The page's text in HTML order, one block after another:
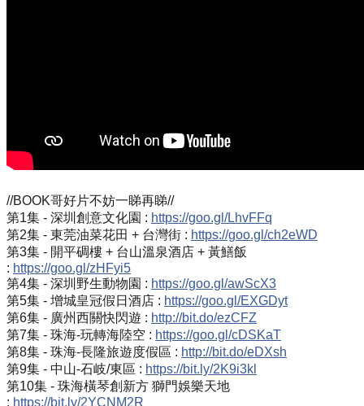
//BOOK哥好片不妨一睇再睇//
第1集 - 深圳創意文化園 : https://goo.gl/LhvFFq
第2集 - 東莞油菜花田 + 台灣街 : https://goo.gl/ch2eWD
第3集 - 開平碉樓 + 台山溫泉酒店 + 黃鱔飯
: https://goo.gl/zHFyi5
第4集 - 深圳野生動物園 : https://goo.gl/awScX3
第5集 - 增城皇冠假日酒店 : https://goo.gl/EXGDyt
第6集 - 廣州西關快閃遊 : http://bit.do/ezCFZ
第7集 - 珠海-玩轉海陸空 : https://goo.gl/cDSKaT
第8集 - 珠海-長隆旅遊度假區 : http://bit.do/eDXsh
第9集 - 中山-石岐/東區 : https://bit.ly/2K9i3kl
第10集 - 珠海橫琴創新方 獅門娛樂天地
: https://bit.ly/2YCNM2R